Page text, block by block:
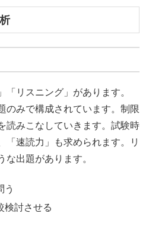
リスニング」があります。
のみで構成されています。制限
読みこなしていきます。試験時
「速読力」も求められます。リ
な出題があります。
う
検討させる